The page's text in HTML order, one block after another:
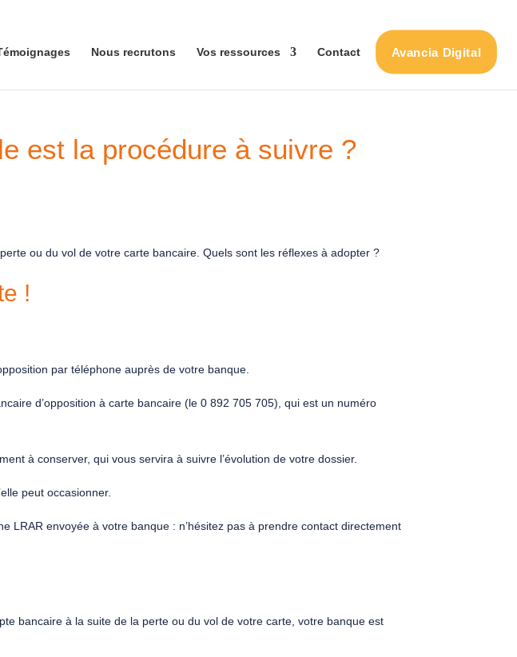
Nous recrutons Vos ressources Contact Avancia Digital
est la procédure à suivre ?
ou du vol de votre carte bancaire. Quels sont les réflexes à adopter ?
!
par téléphone auprès de votre banque.
d’opposition à carte bancaire (le 0 892 705 705), qui est un numéro
à conserver, qui vous servira à suivre l’évolution de votre dossier.
peut occasionner.
LRAR envoyée à votre banque : n’hésitez pas à prendre contact directement
bancaire à la suite de la perte ou du vol de votre carte, votre banque est